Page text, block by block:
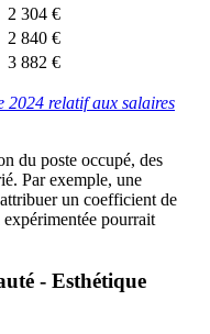
2 304 €
2 840 €
3 882 €
2024 relatif aux salaires
du poste occupé, des
Par exemple, une
un coefficient de
pourrait
- Esthétique